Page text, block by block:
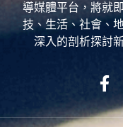
導媒體平台，將就
技、生活、社會、
深入的剖析探討